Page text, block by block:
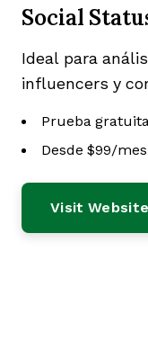
Social
Ideal para
influencers y
Prueba
Desde $99/mes
Visit Website